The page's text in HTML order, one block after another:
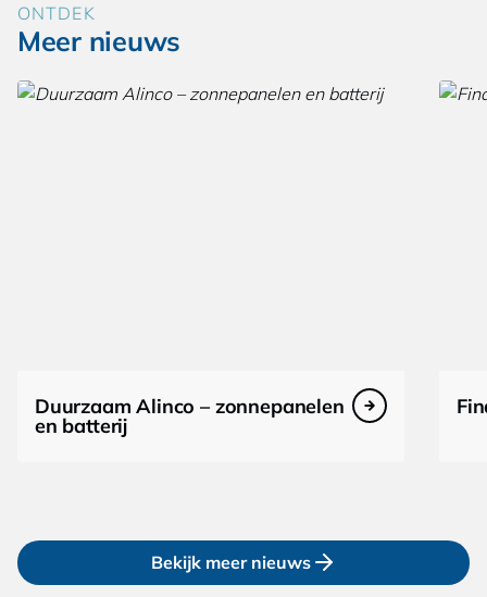
ONTDEK
Meer nieuws
Duurzaam Alinco – zonnepanelen
en batterij
Bekijk meer nieuws